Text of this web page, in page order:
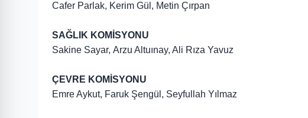
Cafer Parlak, Kerim Gül, Metin Çırpan
SAĞLIK KOMİSYONU
Sakine Sayar, Arzu Altuınay, Ali Rıza Yavuz
ÇEVRE KOMİSYONU
Emre Aykut, Faruk Şengül, Seyfullah Yılmaz